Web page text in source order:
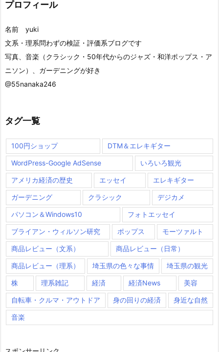
プロフィール
名前 yuki
文系・理系問わずの検証・評価系ブログです
写真、音楽（クラシック・50年代からのジャズ・和洋ポップス・ア
ニソン）、ガーデニングが好き
@55nanaka246
タグ一覧
100円ショップ DTM＆エレキギター
WordPress-Google AdSense いろいろ観光
アメリカ経済の歴史 エッセイ エレキギター
ガーデニング クラシック デジカメ
パソコン＆Windows10 フォトエッセイ
ブライアン・ウィルソン研究 ポップス モーツァルト
商品レビュー（文系） 商品レビュー（日常）
商品レビュー（理系） 埼玉県の色々な事情 埼玉県の観光
株 理系雑記 経済 経済News 美容
自転車・クルマ・アウトドア 身の回りの経済 身近な自然
音楽